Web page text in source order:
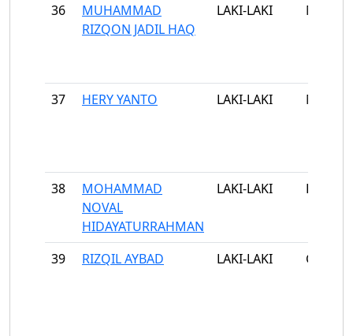
36
MUHAMMAD
RIZQON JADIL HAQ
LAKI-LAKI
37 HERY YANTO LAKI-LAKI
38
MOHAMMAD
NOVAL
HIDAYATURRAHMAN
LAKI-LAKI
39 RIZQIL AYBAD LAKI-LAKI